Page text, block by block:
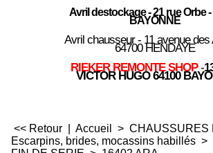
Avril destockage - 21 rue Orbe -
BAYONNE
Avril chausseur - 11 avenue des
64700 HENDAYE
RIEKER REMONTE SHOP -
VICTOR HUGO 64100
<< Retour Accueil > CHAUSSURES
Escarpins, brides, mocassins habillés >